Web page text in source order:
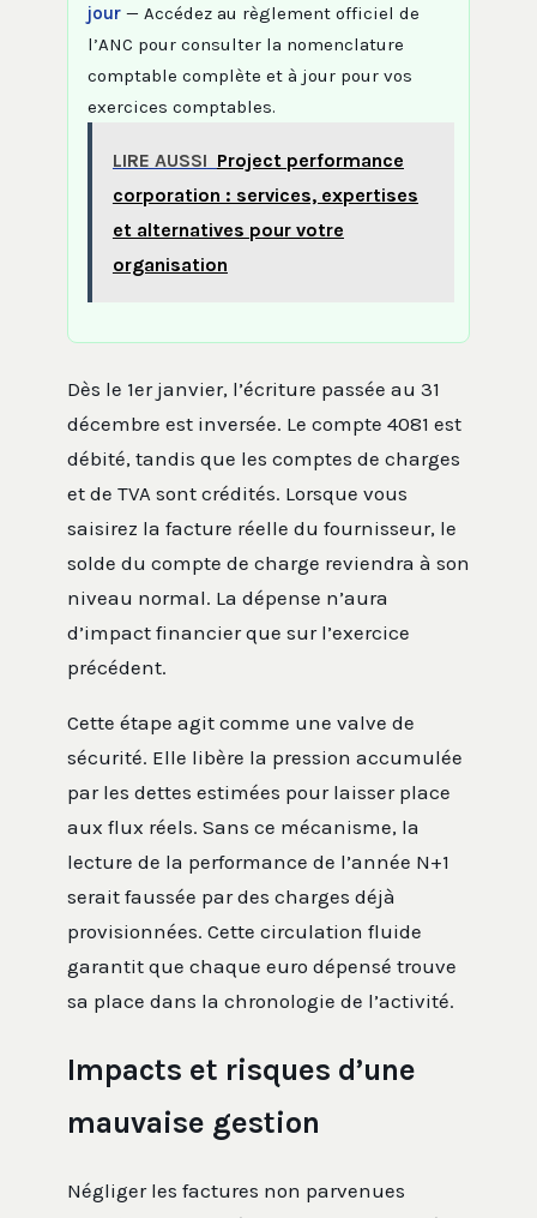
jour — Accédez au règlement officiel de
l’ANC pour consulter la nomenclature
comptable complète et à jour pour vos
exercices comptables.
LIRE AUSSI Project performance
corporation : services, expertises
et alternatives pour votre
organisation
Dès le 1er janvier, l’écriture passée au 31
décembre est inversée. Le compte 4081 est
débité, tandis que les comptes de charges
et de TVA sont crédités. Lorsque vous
saisirez la facture réelle du fournisseur, le
solde du compte de charge reviendra à son
niveau normal. La dépense n’aura
d’impact financier que sur l’exercice
précédent.
Cette étape agit comme une valve de
sécurité. Elle libère la pression accumulée
par les dettes estimées pour laisser place
aux flux réels. Sans ce mécanisme, la
lecture de la performance de l’année N+1
serait faussée par des charges déjà
provisionnées. Cette circulation fluide
garantit que chaque euro dépensé trouve
sa place dans la chronologie de l’activité.
Impacts et risques d’une
mauvaise gestion
Négliger les factures non parvenues